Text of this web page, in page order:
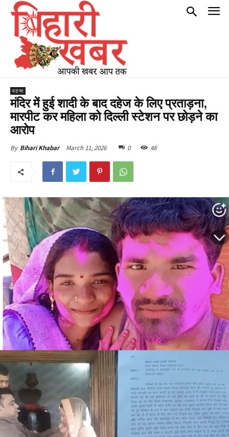
पटना
मंदिर में हुई शादी के बाद दहेज के लिए प्रताड़ना,
मारपीट कर महिला को दिल्ली स्टेशन पर छोड़ने का
आरोप
By Bihari Khabar March 11, 2026 0 48